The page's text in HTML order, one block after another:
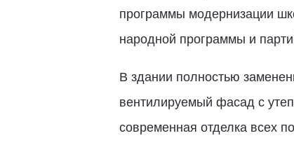
программы модернизации
народной программы и
В здании полностью
вентилируемый фасад с
современная отделка всех